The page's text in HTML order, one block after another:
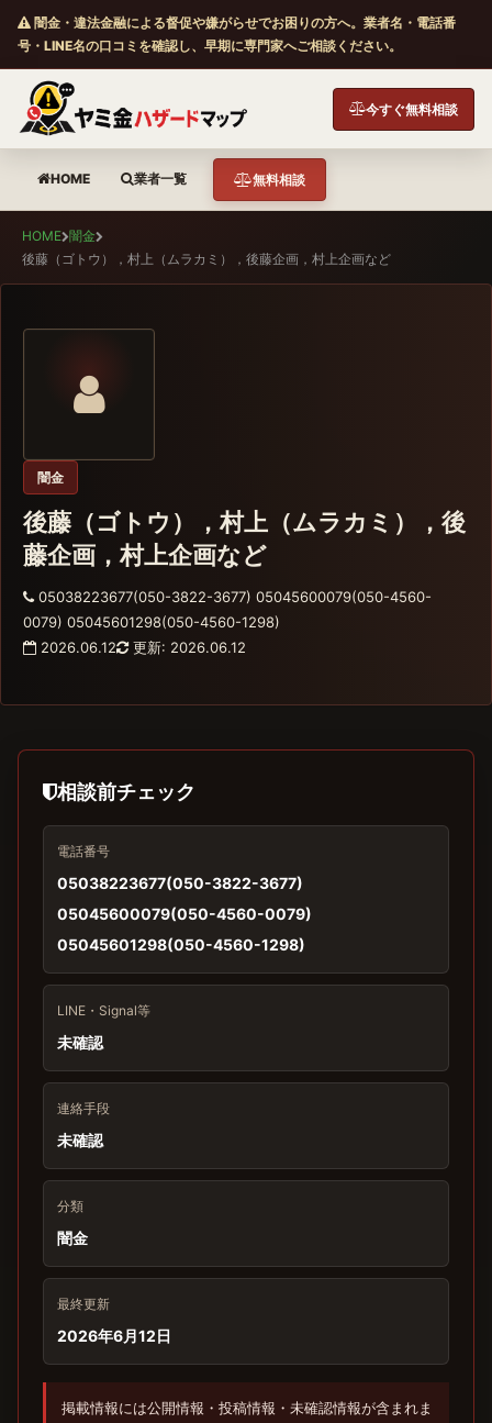
闇金・違法金融による督促や嫌がらせでお困りの方へ。業者名・電話番
号・LINE名の口コミを確認し、早期に専門家へご相談ください。
今すぐ無料相談
HOME 業者一覧 無料相談
HOME 闇金
後藤（ゴトウ），村上（ムラカミ），後藤企画，村上企画など
闇金
後藤（ゴトウ），村上（ムラカミ），後
藤企画，村上企画など
05038223677(050-3822-3677) 05045600079(050-4560-
0079) 05045601298(050-4560-1298)
2026.06.12
更新: 2026.06.12
相談前チェック
電話番号
05038223677(050-3822-3677)
05045600079(050-4560-0079)
05045601298(050-4560-1298)
LINE・Signal等
未確認
連絡手段
未確認
分類
闇金
最終更新
2026年6月12日
掲載情報には公開情報・投稿情報・未確認情報が含まれま